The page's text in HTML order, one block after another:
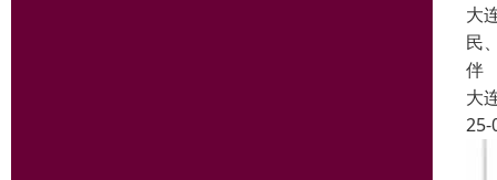
大
民
伴
大
25-